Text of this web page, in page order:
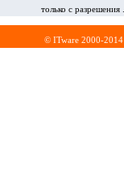
только с разрешения .
© ITware 2000-2014